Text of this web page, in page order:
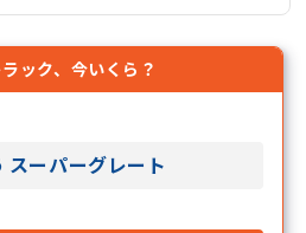
ック、今いくら？
スーパーグレート